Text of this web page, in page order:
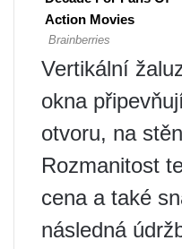
Vertikální
okna
otvoru, na
Rozmanitost
cena a také
následná